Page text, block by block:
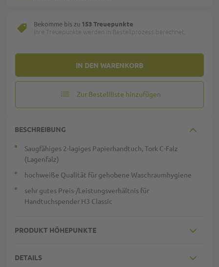
IN DEN WARENKORB
Bekomme bis zu 153 Treuepunkte
Ihre Treuepunkte werden in Bestellprozess berechnet.
Zur Bestellliste hinzufügen
BESCHREIBUNG
Saugfähiges 2-lagiges Papierhandtuch, Tork C-Falz
(Lagenfalz)
hochweiße Qualität für gehobene Waschraumhygiene
sehr gutes Preis-/Leistungsverhältnis für
Handtuchspender H3 Classic
PRODUKT HÖHEPUNKTE
DETAILS